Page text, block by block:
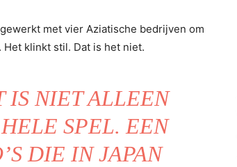
met vier Aziatische bedrijven om
. Het klinkt stil. Dat is het niet.
IS NIET ALLEEN
SPEL. EEN
DIE IN JAPAN